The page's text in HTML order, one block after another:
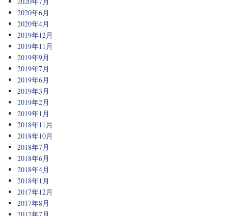
2020年6月
2020年4月
2019年12月
2019年11月
2019年9月
2019年7月
2019年6月
2019年3月
2019年2月
2019年1月
2018年11月
2018年10月
2018年7月
2018年6月
2018年4月
2018年1月
2017年12月
2017年8月